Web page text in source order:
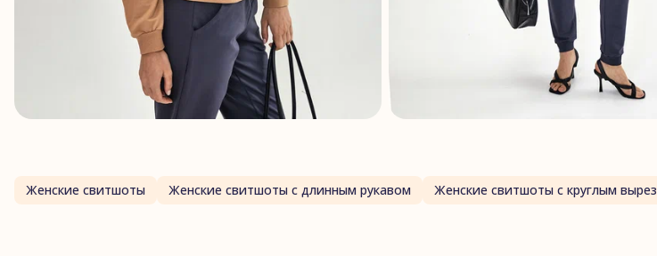
Женские свитшоты Женские свитшоты с длинным рукавом Женские свитшоты с круглым